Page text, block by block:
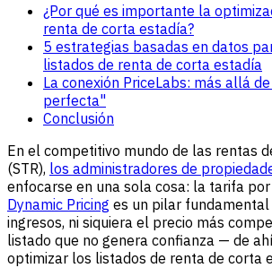
¿Por qué es importante la
renta de corta estadía?
5 estrategias basadas en datos
listados de renta de corta estadía
La conexión PriceLabs: más allá
perfecta"
Conclusión
En el competitivo mundo de las rentas
(STR), los administradores de
enfocarse en una sola cosa: la tarifa por
Dynamic Pricing es un pilar
ingresos, ni siquiera el precio más
listado que no genera confianza — de
optimizar los listados de renta de corta